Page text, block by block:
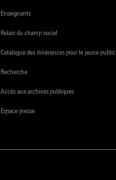
Enseignants
Relais du champ social
Catalogue des itinérances pour le jeune public
Recherche
Accès aux archives publiques
Espace presse